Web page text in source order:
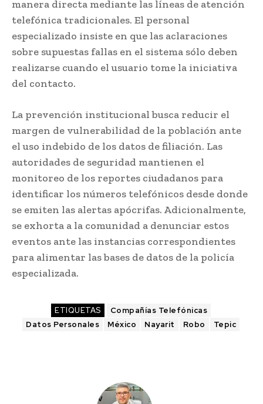
manera directa mediante las líneas de atención
telefónica tradicionales. El personal
especializado insiste en que las aclaraciones
sobre supuestas fallas en el sistema sólo deben
realizarse cuando el usuario tome la iniciativa
del contacto.
La prevención institucional busca reducir el
margen de vulnerabilidad de la población ante
el uso indebido de los datos de filiación. Las
autoridades de seguridad mantienen el
monitoreo de los reportes ciudadanos para
identificar los números telefónicos desde donde
se emiten las alertas apócrifas. Adicionalmente,
se exhorta a la comunidad a denunciar estos
eventos ante las instancias correspondientes
para alimentar las bases de datos de la policía
especializada.
ETIQUETAS
Compañías Telefónicas
Datos Personales
México Nayarit Robo Tepic